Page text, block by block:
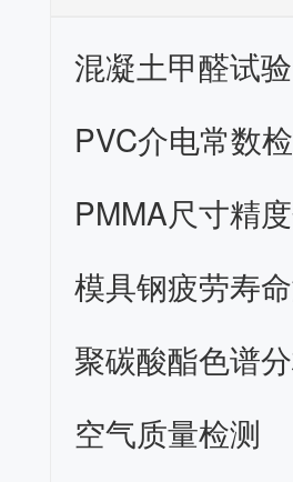
混凝土甲醛试验
PVC介电常数
PMMA尺寸精
模具钢疲劳寿
聚碳酸酯色谱
空气质量检测